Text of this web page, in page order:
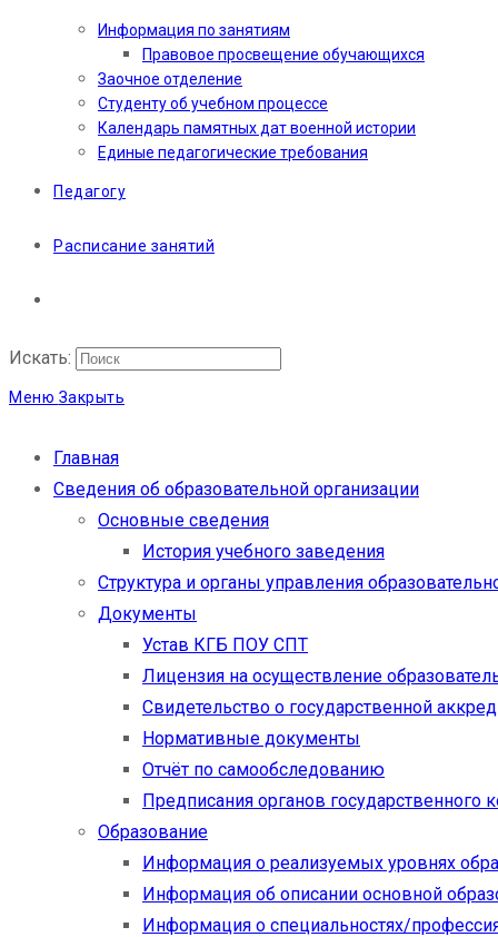
Информация по занятиям
Правовое просвещение обучающихся
Заочное отделение
Студенту об учебном процессе
Календарь памятных дат военной истории
Единые педагогические требования
Педагогу
Расписание занятий
Искать:
Меню Закрыть
Главная
Сведения об образовательной организации
Основные сведения
История учебного заведения
Структура и органы управления
Документы
Устав КГБ ПОУ СПТ
Лицензия на осуществление
Свидетельство о государственной
Нормативные документы
Отчёт по самообследованию
Предписания органов государственного
Образование
Информация о реализуемых уровнях
Информация об описании основной
Информация о специальностях/